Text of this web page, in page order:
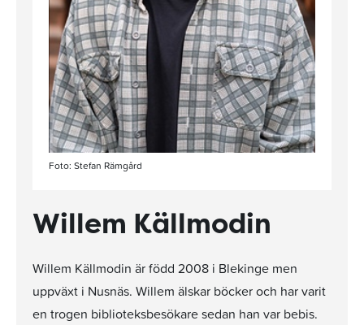
Foto: Stefan Rämgård
Willem Källmodin
Willem Källmodin är född 2008 i Blekinge men
uppväxt i Nusnäs. Willem älskar böcker och har varit
en trogen biblioteksbesökare sedan han var bebis.